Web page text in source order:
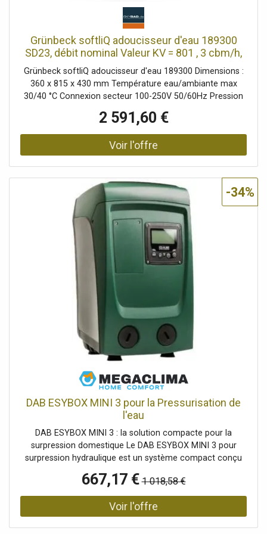
Grünbeck softliQ adoucisseur d'eau 189300
SD23, débit nominal Valeur KV = 801 , 3 cbm/h,
PN 10
Grünbeck softliQ adoucisseur d'eau 189300 Dimensions :
360 x 815 x 430 mm Température eau/ambiante max
30/40 °C Connexion secteur 100-250V 50/60Hz Pression
raccordement R 2000 ' composé de : raccords vissés
pour compteur d'eau (longueur d'installation de 190 mm
sans raccord vissé 271 mm avec raccordement vissé)
clapet anti-retour intégré soupape de trop-plein deux
dosage pour connecter les systèmes de dosage Réserve
de sel régénérant : 35 kg En plus sur les SD21 et SD23 :
anneau lumineux LED comme signal visuel et éclairage
intérieur du réservoir de saumure Jauge de sel pour une
surveillance continue et une notification précoce Capteur
d'eau pour information en cas de fuites d'eau
incontrôlées 2x connecteurs iQ Comfort Select pour
connecter des appareils Grünbeck (par ex. exaliQ)
connexion LAN comme connexion alternative à
l'application Grünbeck myProduct En plus avec SD23 :
sortie programmable Contact de signalisation de défaut
(défaut collectif) Kit de raccordement et d'isolation de
gaine
2 591,60 €
DAB ESYBOX MINI 3 pour la Pressurisation de
l'eau
DAB ESYBOX MINI 3 : la solution compacte pour la
surpression domestique Le DAB ESYBOX MINI 3 pour
surpression hydraulique est un système compact conçu
habitations, appartements et petites installations
domestiques. Il est idéal pour améliorer le confort
d’utilisation des robinets, douches et installations
667,17 € 1 018,58 €
-34%